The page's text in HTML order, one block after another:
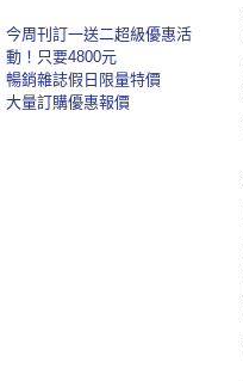
今周刊訂一送二超級優惠活
動！只要4800元
暢銷雜誌假日限量特價
大量訂購優惠報價